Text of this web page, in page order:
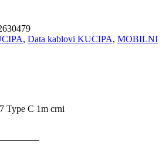
, Data kablovi KUCIPA, MOBILNI
Type C 1m crni